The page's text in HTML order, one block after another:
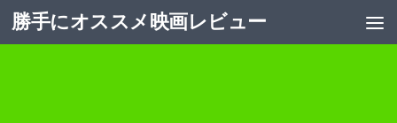
コンテンツへスキップ
勝手にオススメ映画レビュー